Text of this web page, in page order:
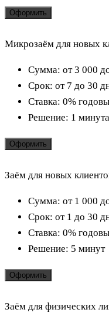
Оформить
Микрозаём для новых
Сумма: от 3 000
Срок: от 7 до 30
Ставка: 0%
Решение: 1 минута
Оформить
Заём для новых
Сумма: от 1 000
Срок: от 1 до 30
Ставка: 0%
Решение: 5 минут
Оформить
Заём для физических